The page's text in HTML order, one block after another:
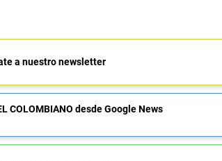
a nuestro newsletter
COLOMBIANO desde Google News